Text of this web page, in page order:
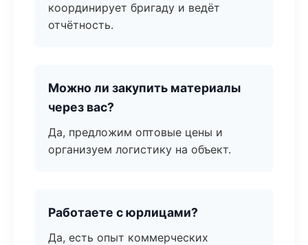
координирует бригаду и ведёт
отчётность.
Можно ли закупить материалы
через вас?
Да, предложим оптовые цены и
организуем логистику на объект.
Работаете с юрлицами?
Да, есть опыт коммерческих